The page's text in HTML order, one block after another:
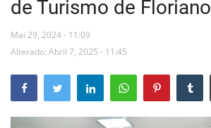
Floriano
Mural de Licitações
de Turismo de Floriano
Mai 29, 2024 - 11:09
Alterado: Abril 7, 2025 - 11:45